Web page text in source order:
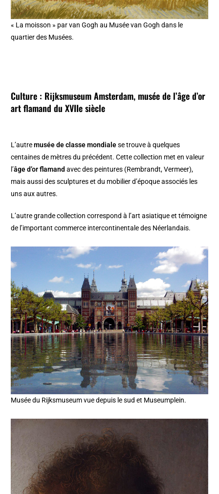
« La moisson » par van Gogh au Musée van Gogh dans le
quartier des Musées.
Culture : Rijksmuseum Amsterdam, musée de l’âge d’or
art flamand du XVIIe siècle
L’autremusée de classe mondialese trouve à quelques
centaines de mètres du précédent. Cette collection met en valeur
l’âge d’or flamand avec des peintures (Rembrandt, Vermeer),
mais aussi des sculptures et du mobilier d’époque associés les
uns aux autres.
L’autre grande collection correspond à l’art asiatique et témoigne
de l’important commerce intercontinentale des Néerlandais.
Musée du Rijksmuseum vue depuis le sud et Museumplein.